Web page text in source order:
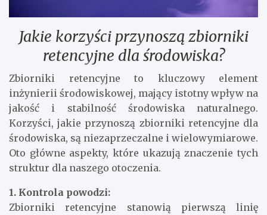
Jakie korzyści przynoszą zbiorniki
retencyjne dla środowiska?
Zbiorniki retencyjne to kluczowy element
inżynierii środowiskowej, mający istotny wpływ na
jakość i stabilność środowiska naturalnego.
Korzyści, jakie przynoszą zbiorniki retencyjne dla
środowiska, są niezaprzeczalne i wielowymiarowe.
Oto główne aspekty, które ukazują znaczenie tych
struktur dla naszego otoczenia.
1. Kontrola powodzi:
Zbiorniki retencyjne stanowią pierwszą linię